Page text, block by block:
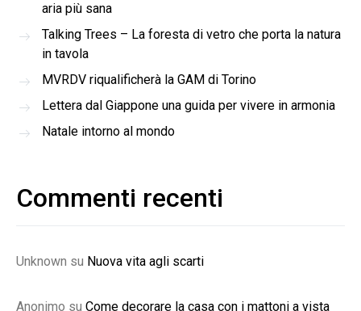
aria più sana
Talking Trees – La foresta di vetro che porta la natura
in tavola
MVRDV riqualificherà la GAM di Torino
Lettera dal Giappone una guida per vivere in armonia
Natale intorno al mondo
Commenti recenti
Unknown su Nuova vita agli scarti
Anonimo su Come decorare la casa con i mattoni a vista